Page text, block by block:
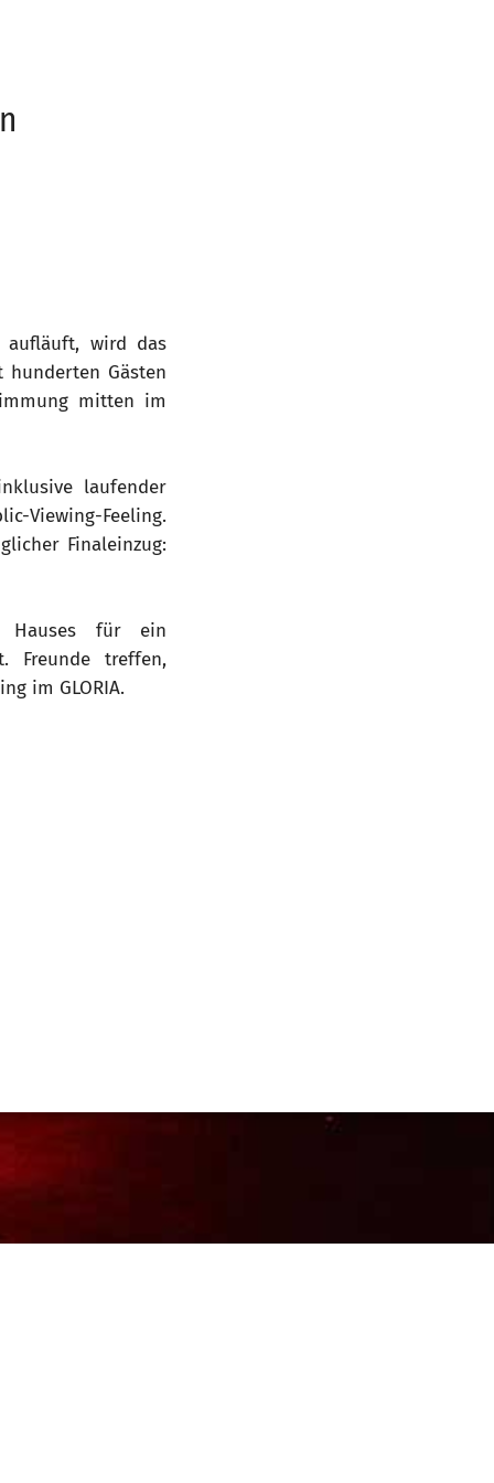
aufläuft, wird das
Gästen
mitten im
laufender
Viewing-Feeling.
Finaleinzug:
Hauses für ein
Freunde treffen,
im GLORIA.